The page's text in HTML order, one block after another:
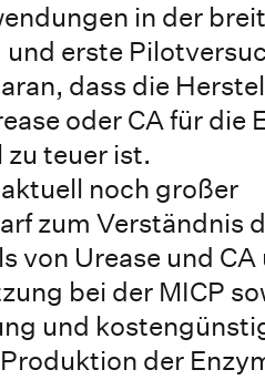
in der
erste
dass die
oder CA für die
teuer ist.
noch großer
zum Verständnis
von Urease und CA
bei der MICP
und
der